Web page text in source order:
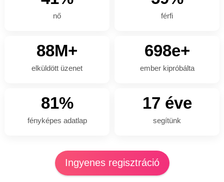
nő férfi
88M+
elküldött üzenet
698e+
ember kipróbálta
81%
fényképes adatlap
17 éve
segítünk
Ingyenes regisztráció